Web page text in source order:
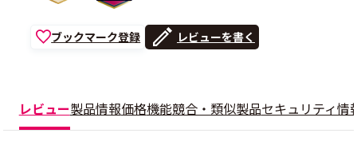
ブックマーク登録 レビューを書く
レビュー製品情報価格機能競合・類似製品セキュリティ情